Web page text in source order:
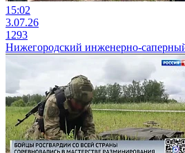
15:02
3.07.26
1293
Нижегородский инженерно-